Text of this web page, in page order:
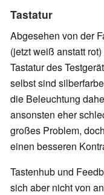
Tastatur
Abgesehen von der
(jetzt weiß anstatt
Tastatur des
selbst sind
die Beleuchtung
ansonsten eher
großes Problem,
einen besseren
Tastenhub und
sich aber nicht von